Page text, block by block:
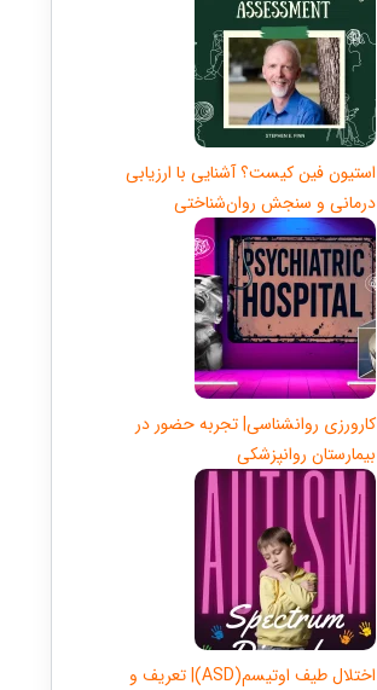
استیون فین کیست؟ آشنایی با ارزیابی
درمانی و سنجش روان‌شناختی
کارورزی روانشناسی| تجربه حضور در
بیمارستان روانپزشکی
اختلال طیف اوتیسم(ASD)| تعریف و